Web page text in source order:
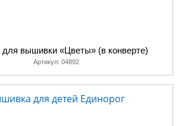
для вышивки «Цветы» (в конверте)
Артикул: 04892